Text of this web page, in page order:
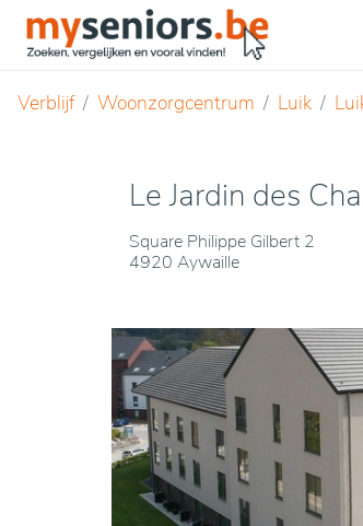
Verblijf Woonzorgcentrum Luik
Le Jardin des
Square Philippe Gilbert 2
4920 Aywaille